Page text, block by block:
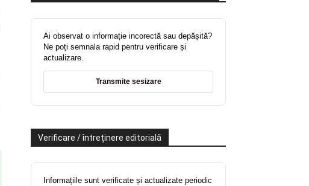
Ai observat o informație incorectă sau depășită?
Ne poți semnala rapid pentru verificare și
actualizare.
Transmite sesizare
Verificare / întreținere editorială
Informațiile sunt verificate și actualizate periodic